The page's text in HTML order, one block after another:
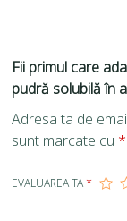
Fii primul care
pudră solubilă în
Adresa ta de
sunt marcate cu *
EVALUAREA TA*